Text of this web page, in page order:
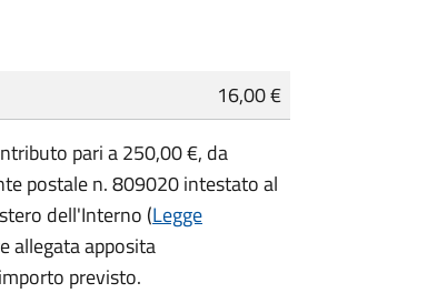
16,00 €
pari a250,00 €, da
postale n. 809020 intestato al
dell'Interno (Legge
allegata apposita
previsto.